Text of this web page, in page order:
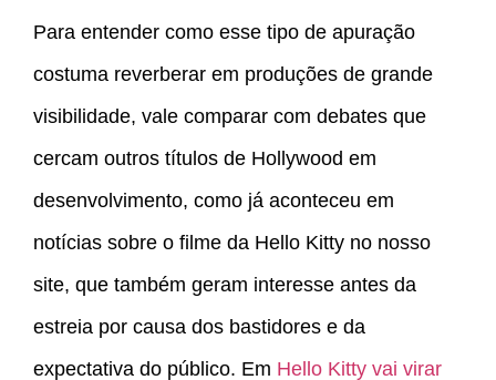
Para entender como esse tipo de apuração
costuma reverberar em produções de grande
visibilidade, vale comparar com debates que
cercam outros títulos de Hollywood em
desenvolvimento, como já aconteceu em
notícias sobre o filme da Hello Kitty no nosso
site, que também geram interesse antes da
estreia por causa dos bastidores e da
expectativa do público. Em Hello Kitty vai virar